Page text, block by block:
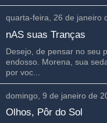
quarta-feira, 26 de janeiro
nAS suas Tranças
Desejo, de pensar no seu
endosso. Morena, sua
por voc...
domingo, 9 de janeiro de
Olhos, Pôr do Sol